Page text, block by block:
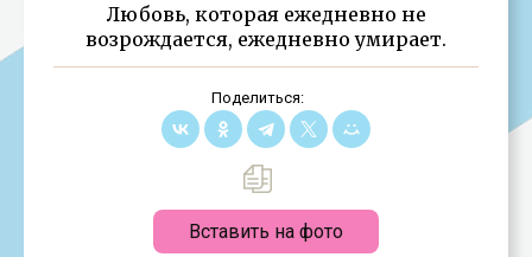
Любовь, которая ежедневно не
возрождается, ежедневно умирает.
Поделиться:
Вставить на фото